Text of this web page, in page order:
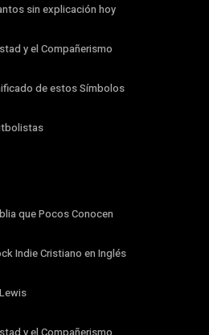
sin explicación hoy
y el Compañerismo
de estos Símbolos
que Pocos Conocen
Indie Cristiano en Inglés